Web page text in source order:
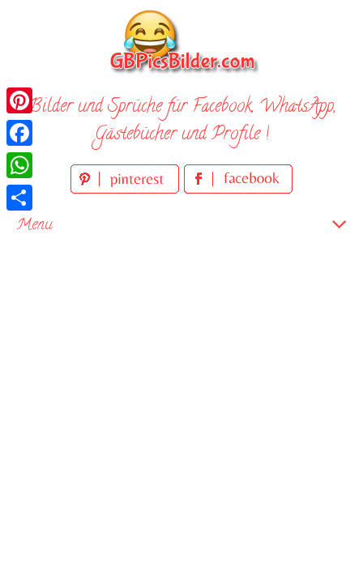
Bilder und Sprüche für Facebook, WhatsApp,
Gästebücher und Profile !
Menu
Pinterest
Facebook
WhatsApp
Teilen